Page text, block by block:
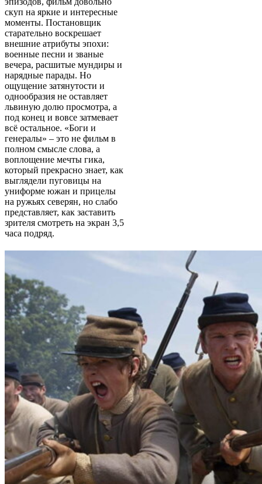
скуп на яркие и интересные
моменты. Постановщик
старательно воскрешает
внешние атрибуты эпохи:
военные песни и званые
вечера, расшитые мундиры и
нарядные парады. Но
ощущение затянутости и
однообразия не оставляет
львиную долю просмотра, а
под конец и вовсе затмевает
всё остальное. «Боги и
генералы» – это не фильм в
полном смысле слова, а
воплощение мечты гика,
который прекрасно знает, как
выглядели пуговицы на
униформе южан и прицелы
на ружьях северян, но слабо
представляет, как заставить
зрителя смотреть на экран 3,5
часа подряд.